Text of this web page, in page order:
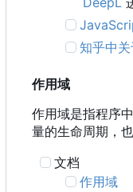
知乎中
作用域
作用域是指程序
量的生命周期，
文档
作用域